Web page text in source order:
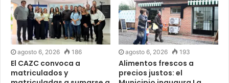
agosto 6, 2026 186
El CAZC convoca a
matriculados y
agosto 6, 2026 193
Alimentos frescos a
precios justos: el